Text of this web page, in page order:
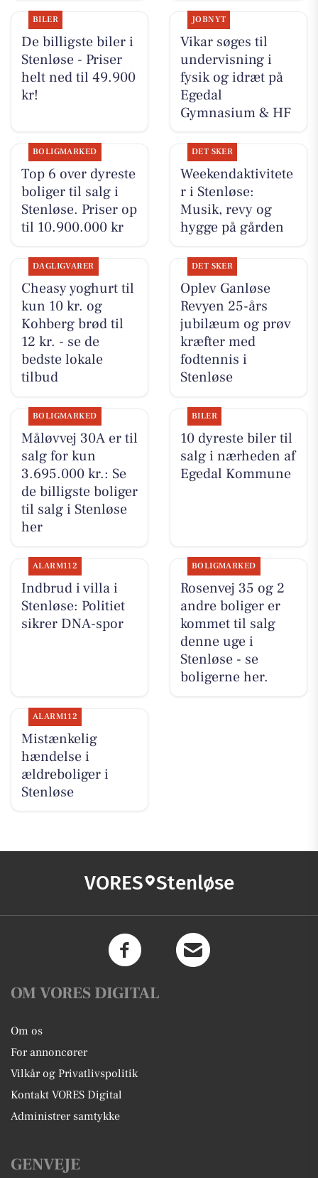
BILER
De billigste biler i
Stenløse - Priser
helt ned til 49.900
kr!
JOBNYT
Vikar søges til
undervisning i
fysik og idræt på
Egedal
Gymnasium & HF
BOLIGMARKED
Top 6 over dyreste
boliger til salg i
Stenløse. Priser op
til 10.900.000 kr
DET SKER
Weekendaktivitete
r i Stenløse:
Musik, revy og
hygge på gården
DAGLIGVARER
Cheasy yoghurt til
kun 10 kr. og
Kohberg brød til
12 kr. - se de
bedste lokale
tilbud
DET SKER
Oplev Ganløse
Revyen 25-års
jubilæum og prøv
kræfter med
fodtennis i
Stenløse
BOLIGMARKED
Måløvvej 30A er til
salg for kun
3.695.000 kr.: Se
de billigste boliger
til salg i Stenløse
her
BILER
10 dyreste biler til
salg i nærheden af
Egedal Kommune
ALARM112
Indbrud i villa i
Stenløse: Politiet
sikrer DNA-spor
BOLIGMARKED
Rosenvej 35 og 2
andre boliger er
kommet til salg
denne uge i
Stenløse - se
boligerne her.
ALARM112
Mistænkelig
hændelse i
ældreboliger i
Stenløse
VORES Stenløse
OM VORES DIGITAL
Om os
For annoncører
Vilkår og Privatlivspolitik
Kontakt VORES Digital
Administrer samtykke
GENVEJE